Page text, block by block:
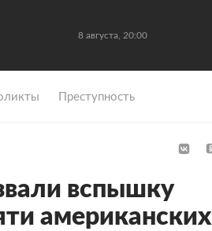
8 августа, 20:00
Преступность
вспышку
американских